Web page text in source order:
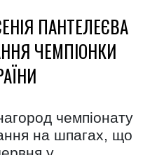
ПАНТЕЛЕЄВА
ЧЕМПІОНКИ
чемпіонату
на шпагах, що